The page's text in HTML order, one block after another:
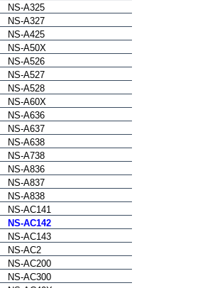
NS-A325
NS-A327
NS-A425
NS-A50X
NS-A526
NS-A527
NS-A528
NS-A60X
NS-A636
NS-A637
NS-A638
NS-A738
NS-A836
NS-A837
NS-A838
NS-AC141
NS-AC142
NS-AC143
NS-AC2
NS-AC200
NS-AC300